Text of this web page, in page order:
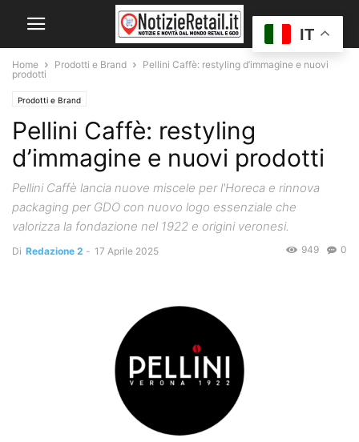
Home Prodotti e Brand
Pellini Caffè: restyling d’immagine e nuovi
prodotti
Prodotti e Brand
Pellini Caffè: restyling
d’immagine e nuovi prodotti
Pellini Caffè lancia nuove miscele per l'Horeca e rinnova
packaging per GDO con nuovo logo essenziale che
valorizza la fondazione nel 1922 e origini veronesi.
Di Redazione 2 - 17 Aprile 2025 0
949
IT